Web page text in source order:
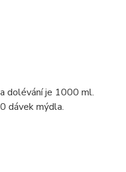
dolévání je 1000 ml.
dávek mýdla.